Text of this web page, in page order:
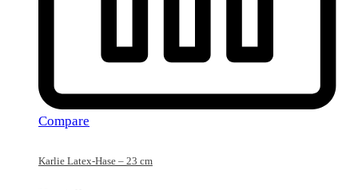
Compare
Karlie Latex-Hase – 23 cm